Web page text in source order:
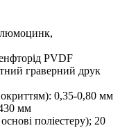
PVDF
граверний друк
0,35-0,80 мм
мм
поліестеру); 20